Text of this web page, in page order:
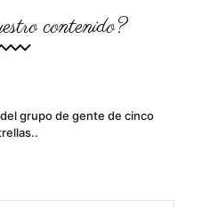
contenido?
grupo de gente de cinco